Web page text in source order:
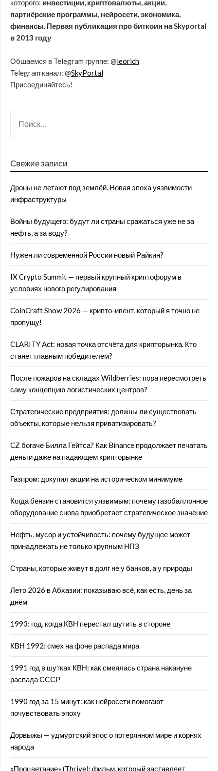
которого: инвестиции, криптовалюты, акции,
партнёрские программы, нейросети, экономика,
финансы. Первая публикация про биткоин на Skyportal
в 2013 году
Общаемся в Telegram группе: @leorich
Telegram канал: @SkyPortal
Присоединяйтесь!
Свежие записи
Дроны не летают под землёй. Новая эпоха уязвимости
инфраструктуры
Войны будущего: будут ли страны сражаться уже не за
нефть, а за воду?
Нужен ли современной России новый Райкин?
IX Crypto Summit — первый крупный криптофорум в
условиях нового регулирования
CoinCraft Show 2026 — крипто-ивент, который я точно не
пропущу!
CLARITY Act: новая точка отсчёта для крипторынка. Кто
станет главным победителем?
После пожаров на складах Wildberries: пора пересмотреть
саму концепцию логистических центров?
Стратегические предприятия: должны ли существовать
объекты, которые нельзя приватизировать?
CZ богаче Билла Гейтса? Как Binance продолжает печатать
деньги даже на падающем крипторынке
Газпром: докупил акции на историческом минимуме
Когда бензин становится уязвимым: почему газобаллонное
оборудование снова приобретает стратегическое значение
Нефть, мусор и устойчивость: почему будущее может
принадлежать не только крупным НПЗ
Страны, которые живут в долг не у банков, а у природы
Лето 2026 в Абхазии: показываю всё, как есть, день за
днём
1993: год, когда КВН перестал шутить в стороне
КВН 1992: смех на фоне распада мира
1991 год в шутках КВН: как смеялась страна накануне
распада СССР
1990 год за 15 минут: как нейросети помогают
почувствовать эпоху
Дорвыжы — удмуртский эпос о потерянном мире и корнях
народа
«Процветание» (Thrive): фильм, который заставляет